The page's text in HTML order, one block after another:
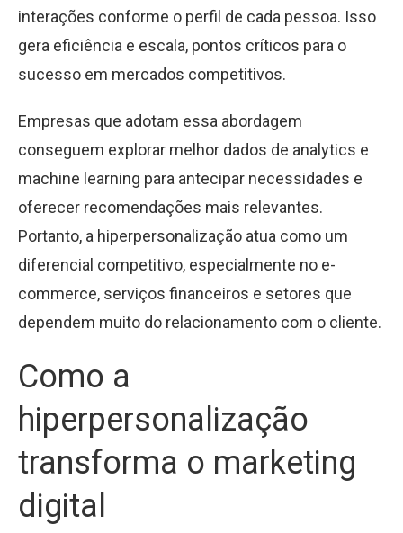
interações conforme o perfil de cada pessoa. Isso
gera eficiência e escala, pontos críticos para o
sucesso em mercados competitivos.
Empresas que adotam essa abordagem
conseguem explorar melhor dados de analytics e
machine learning para antecipar necessidades e
oferecer recomendações mais relevantes.
Portanto, a hiperpersonalização atua como um
diferencial competitivo, especialmente no e-
commerce, serviços financeiros e setores que
dependem muito do relacionamento com o cliente.
Como a
hiperpersonalização
transforma o marketing
digital